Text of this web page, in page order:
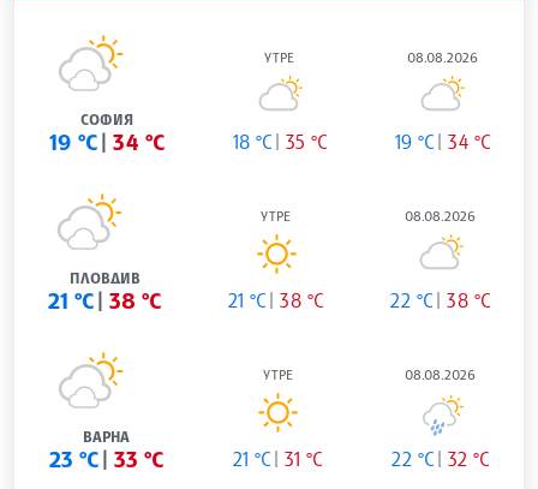
СОФИЯ
19 °C 34 °C
УТРЕ
18 °C 35 °C
08.08.2026
19 °C 34 °C
ПЛОВДИВ
21 °C 38 °C
УТРЕ
21 °C 38 °C
08.08.2026
22 °C 38 °C
ВАРНА
23 °C 33 °C
УТРЕ
21 °C 31 °C
08.08.2026
22 °C 32 °C